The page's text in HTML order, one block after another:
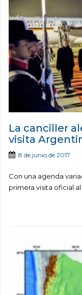
La canciller
visita
8 de junio de 2017
Con una agenda
primera visita oficial al